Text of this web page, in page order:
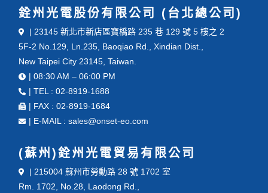
銓州光電股份有限公司 (台北總公司)
| 23145 新北市新店區寶橋路 235 巷 129 號 5 樓之 2
5F-2 No.129, Ln.235, Baoqiao Rd., Xindian Dist.,
New Taipei City 23145, Taiwan.
| 08:30 AM – 06:00 PM
| TEL : 02-8919-1688
| FAX : 02-8919-1684
| E-MAIL : sales@onset-eo.com
(蘇州)銓州光電貿易有限公司
| 215004 蘇州市勞動路 28 號 1702 室
Rm. 1702, No.28, Laodong Rd.,